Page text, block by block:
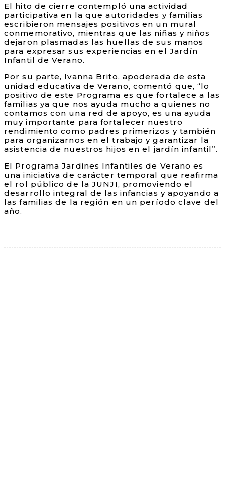
El hito de cierre contempló una actividad
participativa en la que autoridades y familias
escribieron mensajes positivos en un mural
conmemorativo, mientras que las niñas y niños
dejaron plasmadas las huellas de sus manos
para expresar sus experiencias en el Jardín
Infantil de Verano.
Por su parte, Ivanna Brito, apoderada de esta
unidad educativa de Verano, comentó que, “lo
positivo de este Programa es que fortalece a las
familias ya que nos ayuda mucho a quienes no
contamos con una red de apoyo, es una ayuda
muy importante para fortalecer nuestro
rendimiento como padres primerizos y también
para organizarnos en el trabajo y garantizar la
asistencia de nuestros hijos en el jardín infantil”.
El Programa Jardines Infantiles de Verano es
una iniciativa de carácter temporal que reafirma
el rol público de la JUNJI, promoviendo el
desarrollo integral de las infancias y apoyando a
las familias de la región en un período clave del
año.